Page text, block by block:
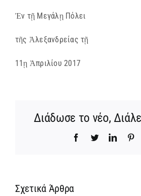
Ἐν τῇ Μεγάλῃ Πόλει
τῆς Ἀλεξανδρείας τῇ
11ῃ Ἀπριλίου 2017
Διάδωσε το νέο,
Facebook
Twitter
Σχετικά Άρθρα